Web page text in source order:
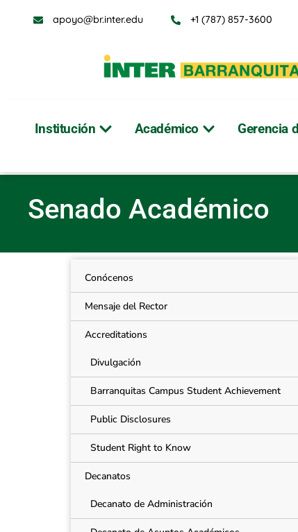
apoyo@br.inter.edu +1 (787) 857-3600
Institución Académico Gerencia
Senado Académico
Conócenos
Mensaje del Rector
Accreditations
Divulgación
Barranquitas Campus Student Achievement
Public Disclosures
Student Right to Know
Decanatos
Decanato de Administración